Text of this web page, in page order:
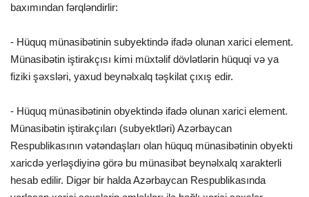
baxımından fərqləndirlir:
- Hüquq münasibətinin subyektində ifadə olunan xarici element.
Münasibətin iştirakçısı kimi müxtəlif dövlətlərin hüquqi və ya
fiziki şəxsləri, yaxud beynəlxalq təşkilat çıxış edir.
- Hüquq münasibətinin obyektində ifadə olunan xarici element.
Münasibətin iştirakçıları (subyektləri) Azərbaycan
Respublikasının vətəndaşları olan hüquq münasibətinin obyekti
xaricdə yerləşdiyinə görə bu münasibət beynəlxalq xarakterli
hesab edilir. Digər bir halda Azərbaycan Respublikasında